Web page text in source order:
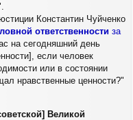
Константин Чуйченко
ответственности за
на сегодняшний день
если человек
или в состоянии
нравственные ценности?"
Великой